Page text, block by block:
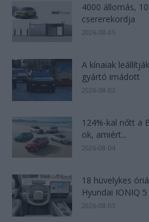
4000 állomás,
csererekordja
2026-08-05
A kínaiak
gyártó imádott
2026-08-03
124%-kal nőtt a
ok, amiért...
2026-08-04
18 hüvelykes
Hyundai IONIQ
2026-08-03